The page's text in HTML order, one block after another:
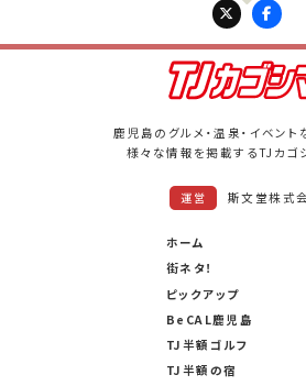
鹿児島のグルメ・温泉・イベント
様々な情報を掲載するTJカゴ
運営 斯文堂株式
ホーム
街ネタ！
ピックアップ
BeCAL鹿児島
TJ半額ゴルフ
TJ半額の宿